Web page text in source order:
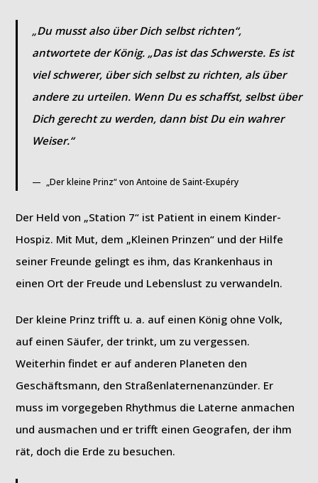
„Du musst also über Dich selbst richten“,
antwortete der König. „Das ist das Schwerste. Es ist
viel schwerer, über sich selbst zu richten, als über
andere zu urteilen. Wenn Du es schaffst, selbst über
Dich gerecht zu werden, dann bist Du ein wahrer
Weiser.“
„Der kleine Prinz“ von Antoine de Saint-Exupéry
Der Held von „Station 7“ ist Patient in einem Kinder-
Hospiz. Mit Mut, dem „Kleinen Prinzen“ und der Hilfe
seiner Freunde gelingt es ihm, das Krankenhaus in
einen Ort der Freude und Lebenslust zu verwandeln.
Der kleine Prinz trifft u. a. auf einen König ohne Volk,
auf einen Säufer, der trinkt, um zu vergessen.
Weiterhin findet er auf anderen Planeten den
Geschäftsmann, den Straßenlaternenanzünder. Er
muss im vorgegeben Rhythmus die Laterne anmachen
und ausmachen und er trifft einen Geografen, der ihm
rät, doch die Erde zu besuchen.